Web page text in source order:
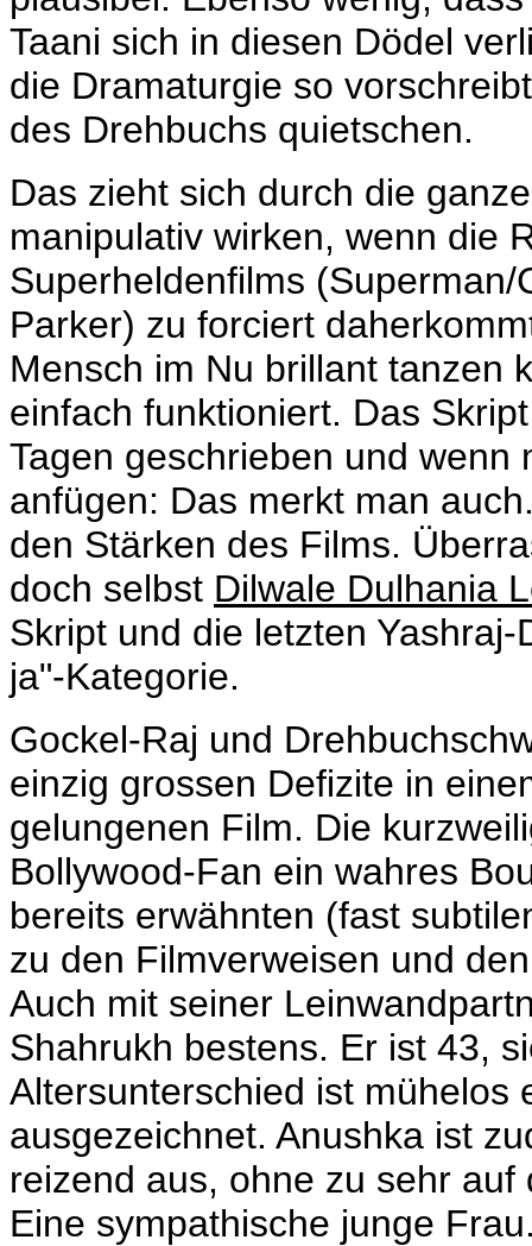
Taani sich in diesen Dödel
die Dramaturgie so
des Drehbuchs quietschen.
Das zieht sich durch die
manipulativ wirken, wenn die
Superheldenfilms
Parker) zu forciert
Mensch im Nu brillant tanzen
einfach funktioniert. Das
Tagen geschrieben und
anfügen: Das merkt man
den Stärken des Films.
doch selbst Dilwale Dulhania
Skript und die letzten
ja"-Kategorie.
Gockel-Raj und
einzig grossen Defizite in
gelungenen Film. Die
Bollywood-Fan ein wahres
bereits erwähnten (fast
zu den Filmverweisen und
Auch mit seiner
Shahrukh bestens. Er ist 43,
Altersunterschied ist mühelos
ausgezeichnet. Anushka ist
reizend aus, ohne zu sehr
Eine sympathische junge